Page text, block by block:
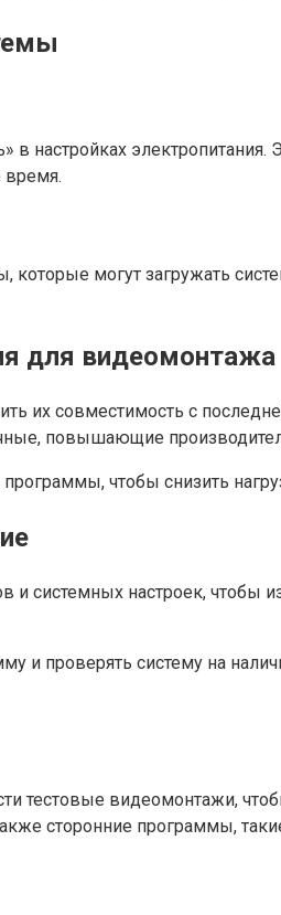
в настройках
время.
могут загружать
для видеомонтажа
их совместимость с
повышающие
чтобы снизить
системных настроек, чтобы
и проверять систему на
тестовые видеомонтажи,
сторонние программы,